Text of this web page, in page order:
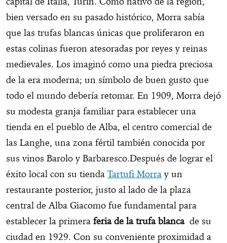
bien versado en su pasado histórico, Morra sabía
que las trufas blancas únicas que proliferaron en
estas colinas fueron atesoradas por reyes y reinas
medievales. Los imaginó como una piedra preciosa
de la era moderna; un símbolo de buen gusto que
todo el mundo debería retomar. En 1909, Morra dejó
su modesta granja familiar para establecer una
tienda en el pueblo de Alba, el centro comercial de
las Langhe, una zona fértil también conocida por
sus vinos Barolo y Barbaresco.Después de lograr el
éxito local con su tienda Tartufi Morra y un
restaurante posterior, justo al lado de la plaza
central de Alba Giacomo fue fundamental para
establecer la primera feria de la trufa blanca de su
ciudad en 1929. Con su conveniente proximidad a